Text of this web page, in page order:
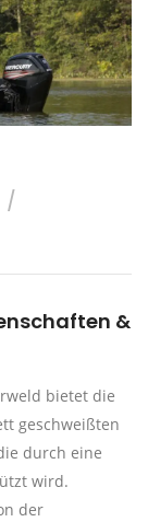
&
bietet die
geschweißten
durch eine
wird.
der